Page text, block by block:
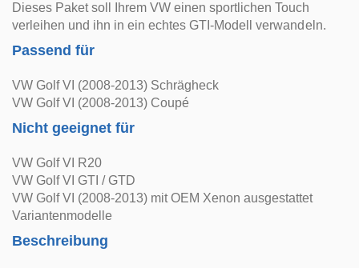
Dieses Paket soll Ihrem VW einen sportlichen Touch
verleihen und ihn in ein echtes GTI-Modell verwandeln.
Passend für
VW Golf VI (2008-2013) Schrägheck
VW Golf VI (2008-2013) Coupé
Nicht geeignet für
VW Golf VI R20
VW Golf VI GTI / GTD
VW Golf VI (2008-2013) mit OEM Xenon ausgestattet
Variantenmodelle
Beschreibung